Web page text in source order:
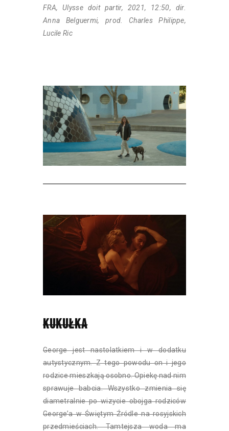
FRA, Ulysse doit partir, 2021, 12:50, dir.
Anna Belguermi, prod. Charles Philippe,
Lucile Ric
KUKUŁKA
George jest nastolatkiem i w dodatku
autystycznym. Z tego powodu on i jego
rodzice mieszkają osobno. Opiekę nad nim
sprawuje babcia. Wszystko zmienia się
diametralnie po wizycie obojga rodziców
George’a w Świętym Źródle na rosyjskich
przedmieściach. Tamtejsza woda ma